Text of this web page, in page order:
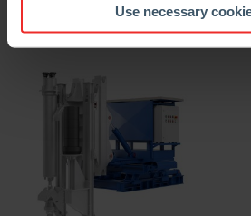
Use necessary